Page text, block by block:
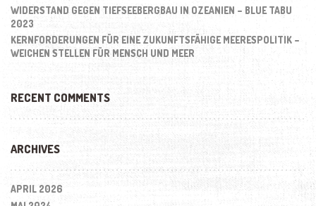
WIDERSTAND GEGEN TIEFSEEBERGBAU IN OZEANIEN – BLUE TABU
2023
KERNFORDERUNGEN FÜR EINE ZUKUNFTSFÄHIGE MEERESPOLITIK –
WEICHEN STELLEN FÜR MENSCH UND MEER
RECENT COMMENTS
ARCHIVES
APRIL 2026